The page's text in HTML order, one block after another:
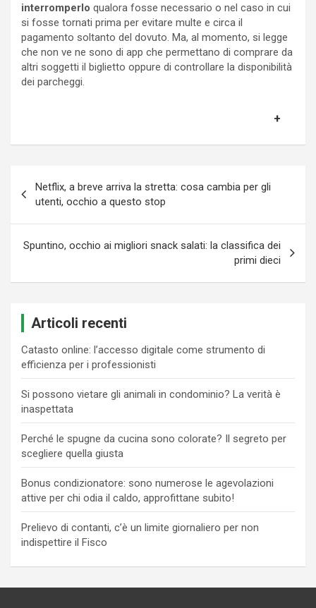
interromperlo qualora fosse necessario o nel caso in cui
si fosse tornati prima per evitare multe e circa il
pagamento soltanto del dovuto. Ma, al momento, si legge
che non ve ne sono di app che permettano di comprare da
altri soggetti il biglietto oppure di controllare la disponibilità
dei parcheggi.
articoli
Netflix, a breve arriva la stretta: cosa cambia per gli
utenti, occhio a questo stop
Spuntino, occhio ai migliori snack salati: la classifica dei
primi dieci
Articoli recenti
Catasto online: l’accesso digitale come strumento di
efficienza per i professionisti
Si possono vietare gli animali in condominio? La verità è
inaspettata
Perché le spugne da cucina sono colorate? Il segreto per
scegliere quella giusta
Bonus condizionatore: sono numerose le agevolazioni
attive per chi odia il caldo, approfittane subito!
Prelievo di contanti, c’è un limite giornaliero per non
indispettire il Fisco